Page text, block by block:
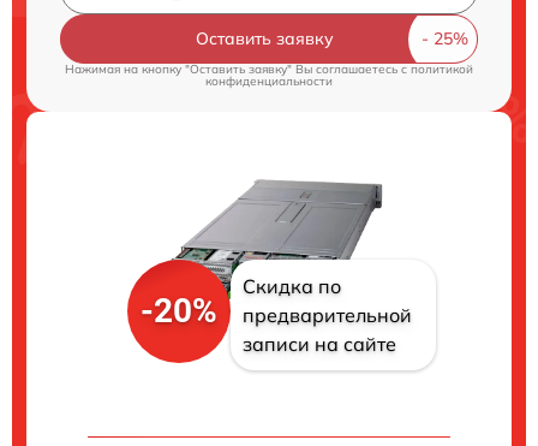
Оставить заявку
Нажимая на кнопку "Оставить заявку" Вы соглашаетесь cполитикой
конфиденциальности
-20%
Скидка по
предварительной
записи на сайте